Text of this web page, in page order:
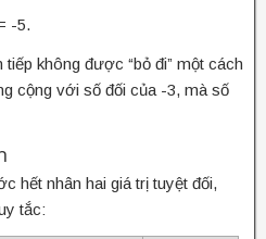
-5.
không được “bỏ đi” một cách
cộng với số đối của -3, mà số
hết nhân hai giá trị tuyệt đối,
tắc: